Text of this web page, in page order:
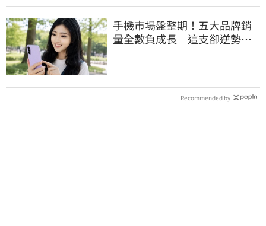
手機市場盤整期！五大品牌銷
量全數負成長 這支卻逆勢暴
Recommended by